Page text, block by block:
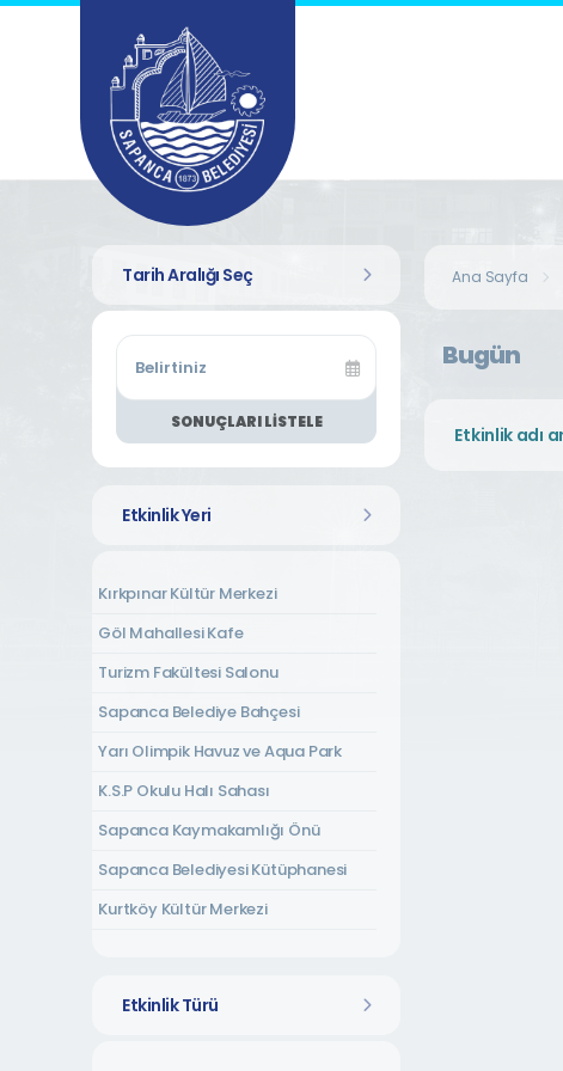
Tarih Aralığı Seç
SONUÇLARI LISTELE
Etkinlik Yeri
Kırkpınar Kültür Merkezi
Göl Mahallesi Kafe
Turizm Fakültesi Salonu
Sapanca Belediye Bahçesi
Yarı Olimpik Havuz ve Aqua Park
K.S.P Okulu Halı Sahası
Sapanca Kaymakamlığı Önü
Sapanca Belediyesi Kütüphanesi
Kurtköy Kültür Merkezi
Etkinlik Türü
Ana Sayfa
Bugün